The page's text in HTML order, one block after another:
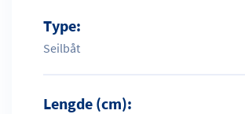
Type:
Seilbåt
Lengde (cm):